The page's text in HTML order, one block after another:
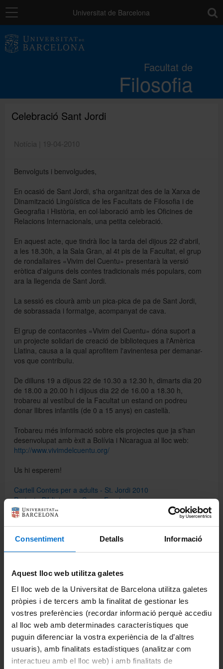
Consentiment Detalls Informació
Aquest lloc web utilitza galetes
El lloc web de la Universitat de Barcelona utilitza galetes
pròpies i de tercers amb la finalitat de gestionar les
vostres preferències (recordar informació perquè accediu
al lloc web amb determinades característiques que
puguin diferenciar la vostra experiència de la d’altres
usuaris), amb finalitats estadístiques (analitzar com
interactueu amb el lloc web) i amb finalitats de
Navegació Universitat de Barcelona
Facultat de
Filosofia
Estudis
Recerca i innovació
Relacions externes
Directori
Celebració Sant Jordi
Notícia | 19-04-2010
Benvolguts i benvolgudes,
En ocasió de Sant Jordi, s'ha organitzat des de la Xarxa de
Dinamització Lingüística de les Facultats de Filosofia i de
Geografia i Història, en col·laboració amb les Oficines de
Relacions Internacionals, una petita celebració.
En aquest acte, que tindrà lloc la tarda del dijous 22 d'abril,
a les 18.30h, a la Sala Gran, al 4t pis de la Facultat, el grup
de rondallaires «Vivim del Cuentu» presentarà la versió
eròtica d'alguns dels contes tradicionals més populars, com
ara la llegenda de Sant Jordi.
La sessió es clourà amb un pica-pica de pa de Sant Jordi,
de sobrassada i formatge, acompanyat de cava.
El grup de contacontes «Vivim del Cuentu» dóna suport a
un projecte solidari de creació de biblioteques a l'Amèrica
Llatina, causa a la qual aprofitem l'avinentesa per demanar-
vos que contribuïu.
De dilluns 19 a dijous 22 de 10.30 a 12.30 h, dimarts dia 20
de 18.00 a 20.00 h i dijous dia 22 de 16.00 a 18.30 h,
trobareu al vestíbul de la Facultat un estand on podreu
donar llibres infantils (de 0 a 15 anys) en castellà.
Trobareu més informació sobre els projectes que ja s'han
desenvolupat amb èxit a Bolívia i Nicaragua al lloc web:
http://www.vivimdelcuentu.org/
Us hi esperem!
Cartell Contes per a adults - St. Jordi 2010
Projecte Biblioteques Sense Fronteres
Comparteix-ho:
Imprimeix
Portals i intranets
Portal d'estudiants
Intranet UB (PDI i PTGAS)
Campus Virtual